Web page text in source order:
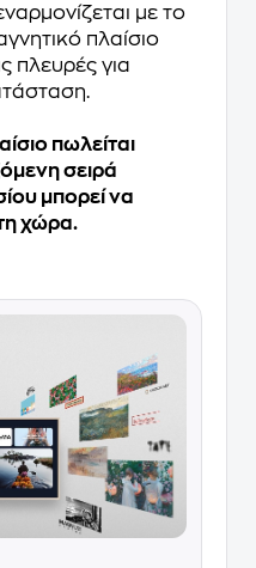
με το
πλαίσιο
πλευρές για
πωλείται
σειρά
μπορεί να
χώρα.